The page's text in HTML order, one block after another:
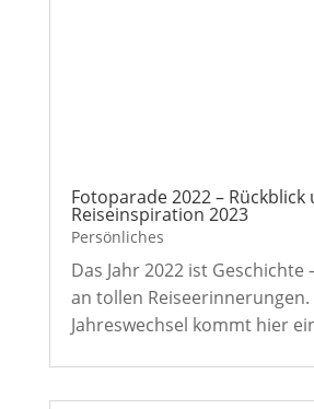
Fotoparade 2022 – Rückblick
Reiseinspiration 2023
Persönliches
Das Jahr 2022 ist Geschichte
an tollen Reiseerinnerungen.
Jahreswechsel kommt hier